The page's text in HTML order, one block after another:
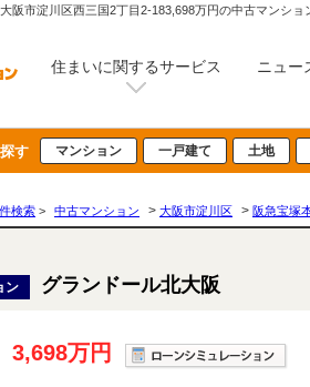
住まいに関するサービス ニュー
す マンション 一戸建て 土地
検索 > 中古マンション > 大阪市淀川区 > 阪急宝塚
ン グランドール北大阪
3,698万円